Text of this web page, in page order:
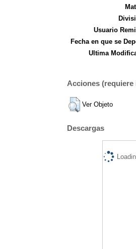
Usuario
Fecha en que se
Ultima
Acciones
Ver Objeto
Descargas